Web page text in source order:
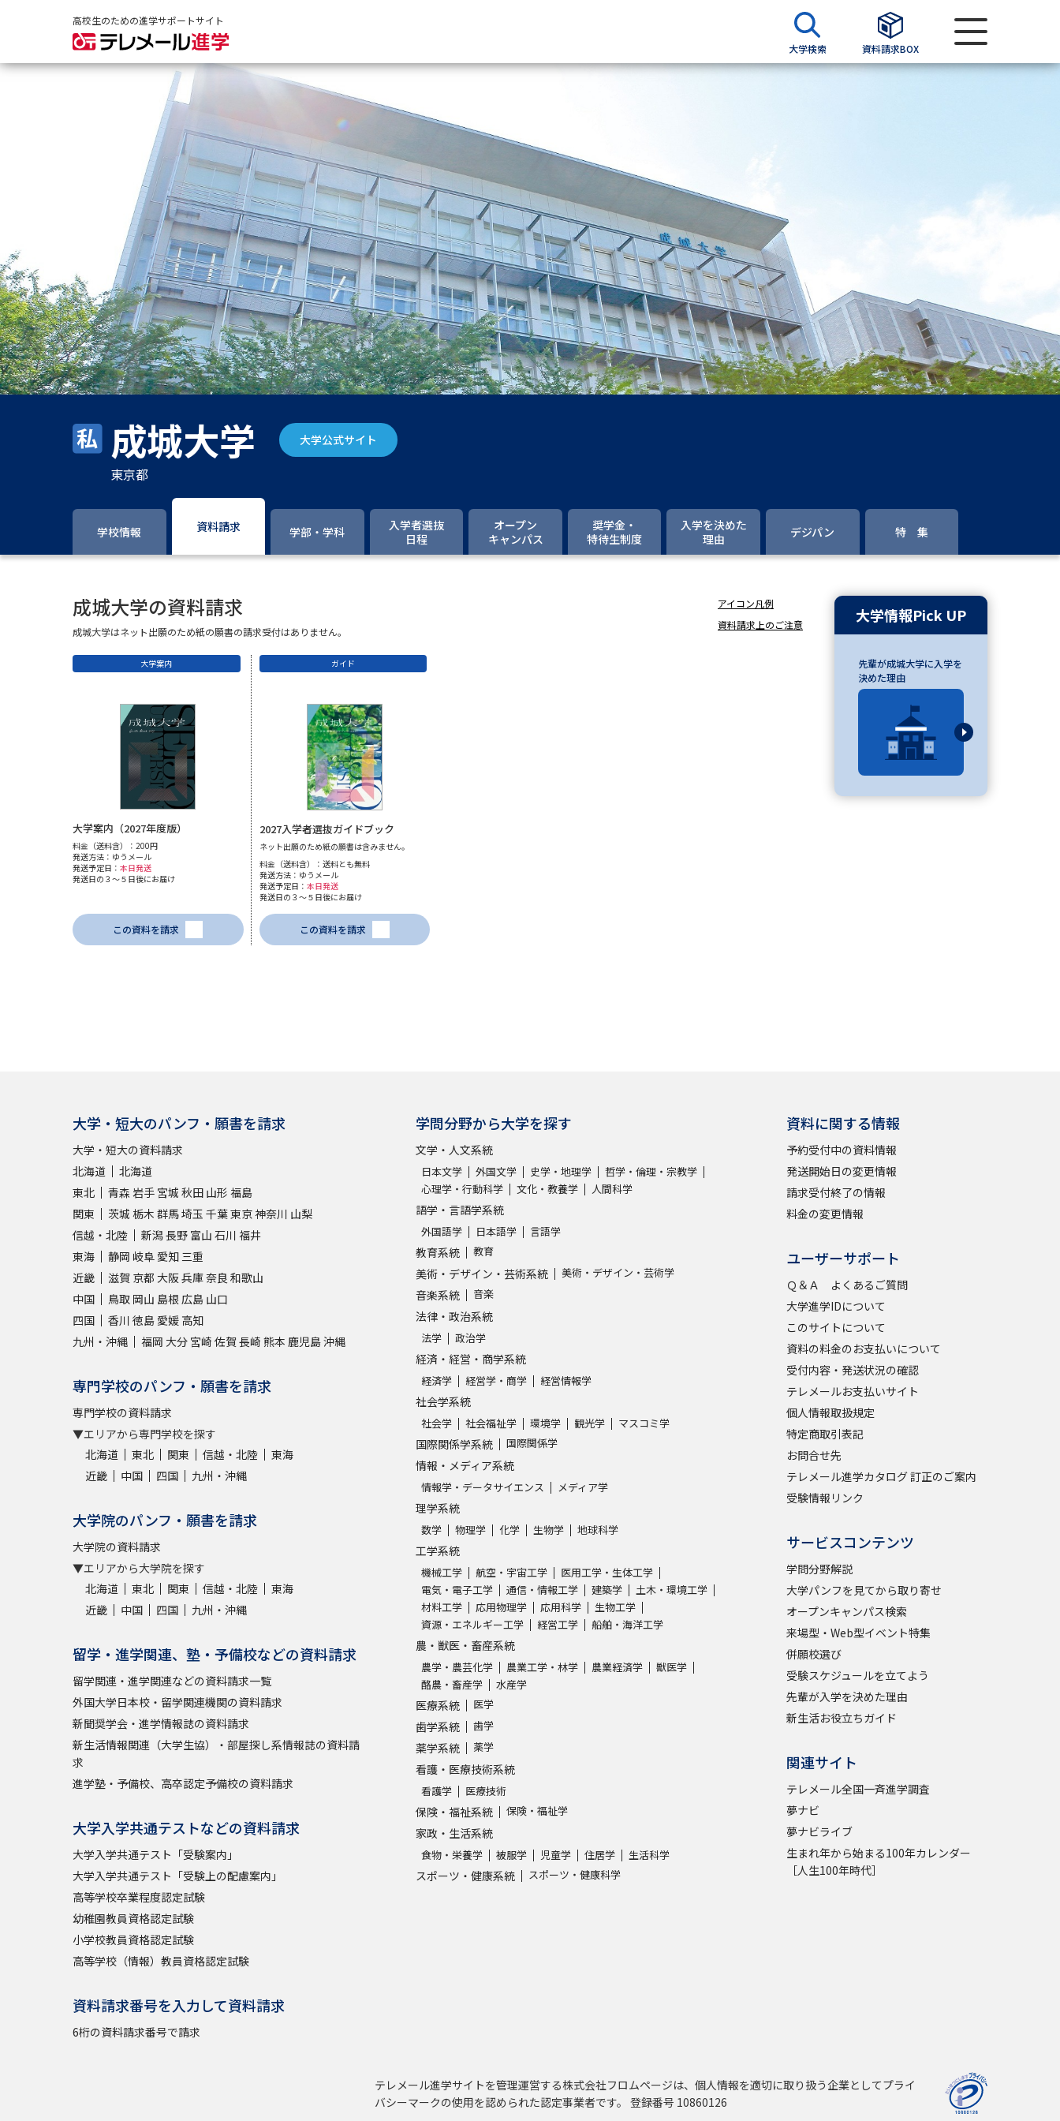
高校生のための進学サポートサイト
大学検索 資料請求BOX
大学・短大の資料種類から請求
大学パンフ
総合型選抜・学校推薦型選抜 募集要項＆願書
大学入学共通テスト利用選抜の募集要項＆願書
過去問題集
大学・短大以外の資料から請求
専門学校の資料請求 大学院の資料請求
留学・進学関連、塾・予備校
大学入学共通テスト「受験案内」の請求
大学入学共通テスト「受験上の配慮案内」の請求
高等学校卒業程度認定試験
大学研究 大学検索
国際・グローバルに強い大学特集
デジタルパンフレット
大学で学びたい学問発見
学問のミニ講義「夢ナビ講義」 学問の教科書 夢ナビライブ
ユーザーサポート
Ｑ＆Ａ よくあるご質問
このサイトについて
受付内容・発送状況の確認 テレメールお支払いサイト
個人情報取扱規定
テレメール進学カタログ訂正のご案内
成城大学 大学公式サイト
東京都
学校情報 資料請求 学部・学科
入学者選抜
日程
オープン
キャンパス
奨学金・
特待生制度
入学を決めた
理由
デジパン 特 集
成城大学の資料請求
成城大学はネット出願のため紙の願書の請求受付はありません。
アイコン凡例
資料請求上のご注意
大学案内
大学案内（2027年度版）
料金（送料含）：200円
発送方法：ゆうメール
発送予定日： 本日発送
発送日の３～５日後にお届け
この資料を請求
ガイド
2027入学者選抜ガイドブック
ネット出願のため紙の願書は含みません。
料金（送料含）：送料とも無料
発送方法：ゆうメール
発送予定日： 本日発送
発送日の３～５日後にお届け
この資料を請求
大学情報Pick UP
先輩が成城大学に入学を
決めた理由
大学・短大のパンフ・願書を請求
大学・短大の資料請求
北海道
北海道
東北
青森 岩手 宮城 秋田 山形 福島
関東
茨城 栃木 群馬埼玉 千葉東京神奈川 山梨
信越・北陸
新潟長野 富山 石川 福井
東海
静岡 岐阜 愛知 三重
近畿
滋賀 京都 大阪兵庫奈良 和歌山
中国
鳥取 岡山 島根 広島 山口
四国
香川 徳島 愛媛 高知
九州・沖縄
福岡 大分 宮崎 佐賀 長崎 熊本 鹿児島沖縄
専門学校のパンフ・願書を請求
専門学校の資料請求
▼エリアから専門学校を探す
北海道
東北 関東 信越・北陸
東海
近畿
中国 四国 九州・沖縄
大学院のパンフ・願書を請求
大学院の資料請求
▼エリアから大学院を探す
北海道
東北 関東 信越・北陸
東海
近畿
中国 四国 九州・沖縄
留学・進学関連、塾・予備校などの資料請求
留学関連・進学関連などの資料請求一覧
外国大学日本校・留学関連機関の資料請求
新聞奨学会・進学情報誌の資料請求
新生活情報関連（大学生協）・部屋探し系情報誌の資料請
求
進学塾・予備校、高卒認定予備校の資料請求
大学入学共通テストなどの資料請求
大学入学共通テスト「受験案内」
大学入学共通テスト「受験上の配慮案内」
高等学校卒業程度認定試験
幼稚園教員資格認定試験
小学校教員資格認定試験
高等学校（情報）教員資格認定試験
資料請求番号を入力して資料請求
6桁の資料請求番号で請求
学問分野から大学を探す
文学・人文系統
日本文学 外国文学 史学・地理学
哲学・倫理・宗教学
心理学・行動科学
文化・教養学 人間科学
語学・言語学系統
外国語学 日本語学 言語学
教育系統 教育
美術・デザイン・芸術系統 美術・デザイン・芸術学
音楽系統 音楽
法律・政治系統
法学 政治学
経済・経営・商学系統
経済学 経営学・商学 経営情報学
社会学系統
社会学 社会福祉学 環境学 観光学 マスコミ学
国際関係学系統 国際関係学
情報・メディア系統
情報学・データサイエンス メディア学
理学系統
数学 物理学 化学 生物学 地球科学
工学系統
機械工学 航空・宇宙工学
医用工学・生体工学
電気・電子工学
通信・情報工学 建築学
土木・環境工学
材料工学
応用物理学 応用科学
生物工学
資源・エネルギー工学
経営工学 船舶・海洋工学
農・獣医・畜産系統
農学・農芸化学 農業工学・林学 農業経済学
獣医学
酪農・畜産学
水産学
医療系統 医学
歯学系統 歯学
薬学系統 薬学
看護・医療技術系統
看護学 医療技術
保険・福祉系統 保険・福祉学
家政・生活系統
食物・栄養学 被服学 児童学 住居学 生活科学
スポーツ・健康系統 スポーツ・健康科学
資料に関する情報
予約受付中の資料情報
発送開始日の変更情報
請求受付終了の情報
料金の変更情報
ユーザーサポート
Ｑ＆Ａ よくあるご質問
大学進学IDについて
このサイトについて
資料の料金のお支払いについて
受付内容・発送状況の確認
テレメールお支払いサイト
個人情報取扱規定
特定商取引表記
お問合せ先
テレメール進学カタログ 訂正のご案内
受験情報リンク
サービスコンテンツ
学問分野解説
大学パンフを見てから取り寄せ
オープンキャンパス検索
来場型・Web型イベント特集
併願校選び
受験スケジュールを立てよう
先輩が入学を決めた理由
新生活お役立ちガイド
関連サイト
テレメール全国一斉進学調査
夢ナビ
夢ナビライブ
生まれ年から始まる100年カレンダー
［人生100年時代］
テレメール進学サイトを管理運営する株式会社フロムページは、個人情報を適切に取り扱う企業としてプライ
バシーマークの使用を認められた認定事業者です。 登録番号 10860126